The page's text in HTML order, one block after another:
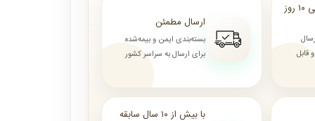
ارسال از ۷ روز الی ۱۰ روز
ارسال مطمئن
بسته‌بندی ایمن و بیمه‌شده
برای ارسال به سراسر کشور
با بیش از ۱۰ سال سابقه